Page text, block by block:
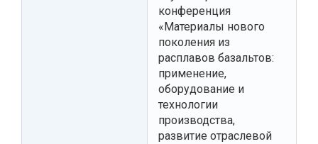
конференция
«Материалы нового
поколения из
расплавов базальтов:
применение,
оборудование и
технологии
производства,
развитие отраслевой